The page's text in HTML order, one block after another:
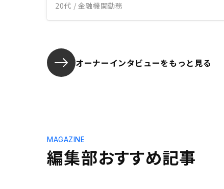
20代 / 金融機関勤務
オーナーインタビューをもっと見る
編集部おすすめ記事
MAGAZINE